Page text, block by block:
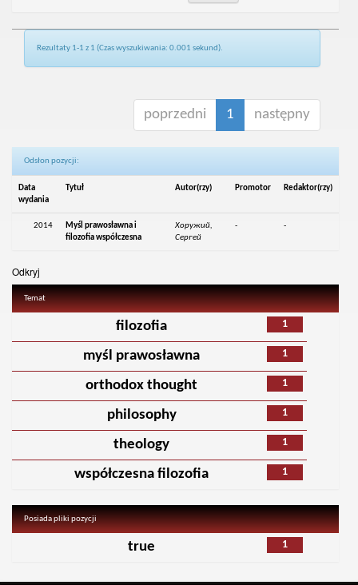
Rezultaty 1-1 z 1 (Czas wyszukiwania: 0.001 sekund).
poprzedni 1 następny
Odsłon pozycji:
Data
wydania
Tytuł Autor(rzy) Promotor Redaktor(rzy)
2014
Myśl prawosławna i
filozofia współczesna
Хоружий,
Сергей
- -
Odkryj
Temat
1
filozofia
1
myśl prawosławna
1
orthodox thought
1
philosophy
1
theology
1
współczesna filozofia
Posiada pliki pozycji
1
true